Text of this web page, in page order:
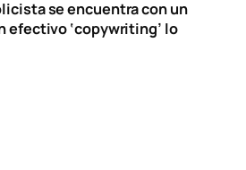
se encuentra con un
efectivo ‘copywriting’ lo